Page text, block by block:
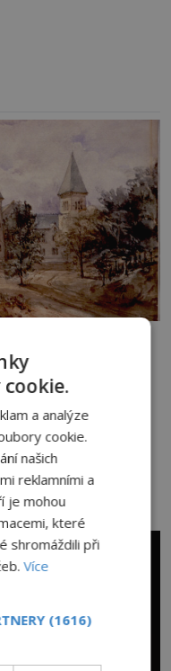
milenky děsí
období. Píše
otec, známý
ohromným
řadu výhod, avšak
tak někoho
a analýze
cookie.
našich
reklamními a
je mohou
které
shromáždili při
Více
(1616)